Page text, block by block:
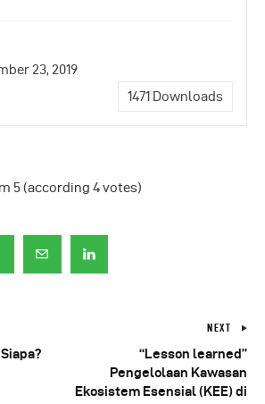
23, 2019
1471 Downloads
5(according 4votes)
NEXT
“Lesson learned”
Pengelolaan Kawasan
Ekosistem Esensial (KEE) di